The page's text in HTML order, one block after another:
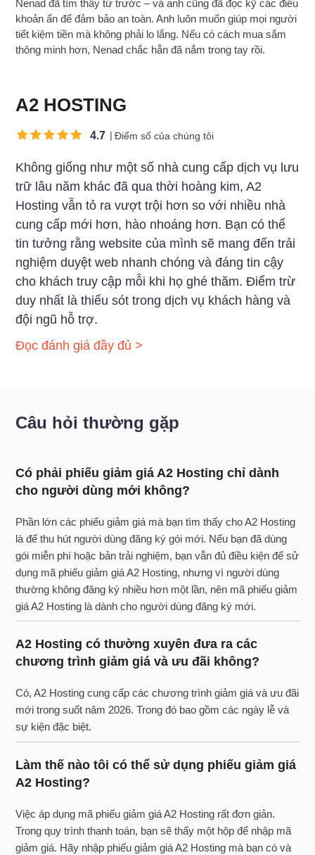
Nenad đã tìm thấy từ trước – và anh cũng đã đọc kỹ các điều
khoản ẩn để đảm bảo an toàn. Anh luôn muốn giúp mọi người
tiết kiệm tiền mà không phải lo lắng. Nếu có cách mua sắm
thông minh hơn, Nenad chắc hẳn đã nắm trong tay rồi.
A2 HOSTING
4.7 Điểm số của chúng tôi
Không giống như một số nhà cung cấp dịch vụ lưu
trữ lâu năm khác đã qua thời hoàng kim, A2
Hosting vẫn tỏ ra vượt trội hơn so với nhiều nhà
cung cấp mới hơn, hào nhoáng hơn. Bạn có thể
tin tưởng rằng website của mình sẽ mang đến trải
nghiệm duyệt web nhanh chóng và đáng tin cậy
cho khách truy cập mỗi khi họ ghé thăm. Điểm trừ
duy nhất là thiếu sót trong dịch vụ khách hàng và
đội ngũ hỗ trợ.
Đọc đánh giá đầy đủ >
Câu hỏi thường gặp
Có phải phiếu giảm giá A2 Hosting chỉ dành
cho người dùng mới không?
Phần lớn các phiếu giảm giá mà bạn tìm thấy cho A2 Hosting
là để thu hút người dùng đăng ký gói mới. Nếu bạn đã dùng
gói miễn phí hoặc bản trải nghiệm, bạn vẫn đủ điều kiện để sử
dụng mã phiếu giảm giá A2 Hosting, nhưng vì người dùng
thường không đăng ký nhiều hơn một lần, nên mã phiếu giảm
giá A2 Hosting là dành cho người dùng đăng ký mới.
A2 Hosting có thường xuyên đưa ra các
chương trình giảm giá và ưu đãi không?
Có, A2 Hosting cung cấp các chương trình giảm giá và ưu đãi
mới trong suốt năm 2026. Trong đó bao gồm các ngày lễ và
sự kiện đặc biệt.
Làm thế nào tôi có thể sử dụng phiếu giảm giá
A2 Hosting?
Việc áp dụng mã phiếu giảm giá A2 Hosting rất đơn giản.
Trong quy trình thanh toán, bạn sẽ thấy một hộp để nhập mã
giảm giá. Hãy nhập phiếu giảm giá A2 Hosting mà bạn có và